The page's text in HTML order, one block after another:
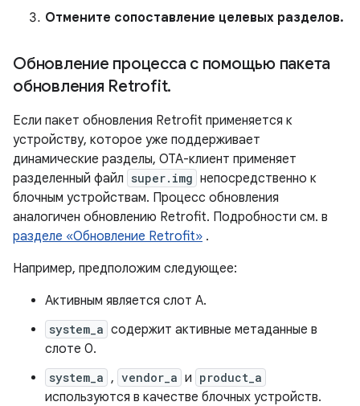
Отмените сопоставление целевых разделов.
Обновление процесса с помощью пакета
обновления Retrofit.
Если пакет обновления Retrofit применяется к
устройству, которое уже поддерживает
динамические разделы, OTA-клиент применяет
разделенный файл super.img непосредственно к
блочным устройствам. Процесс обновления
аналогичен обновлению Retrofit. Подробности см. в
разделе «Обновление Retrofit» .
Например, предположим следующее:
Активным является слот A.
system_a содержит активные метаданные в
слоте 0.
system_a , vendor_a и product_a
используются в качестве блочных устройств.